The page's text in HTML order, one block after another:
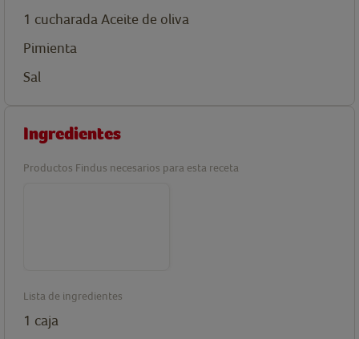
1 cucharada Aceite de oliva
Pimienta
Sal
Ingredientes
Productos Findus necesarios para esta receta
Lista de ingredientes
1 caja